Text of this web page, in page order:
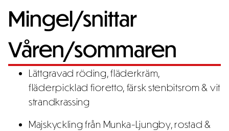
Mingel/snittar
Våren/sommaren
Lättgravad röding, fläderkräm,
fläderpicklad fioretto, färsk stenbitsrom & vit
strandkrassing
Majskyckling från Munka-Ljungby, rostad &